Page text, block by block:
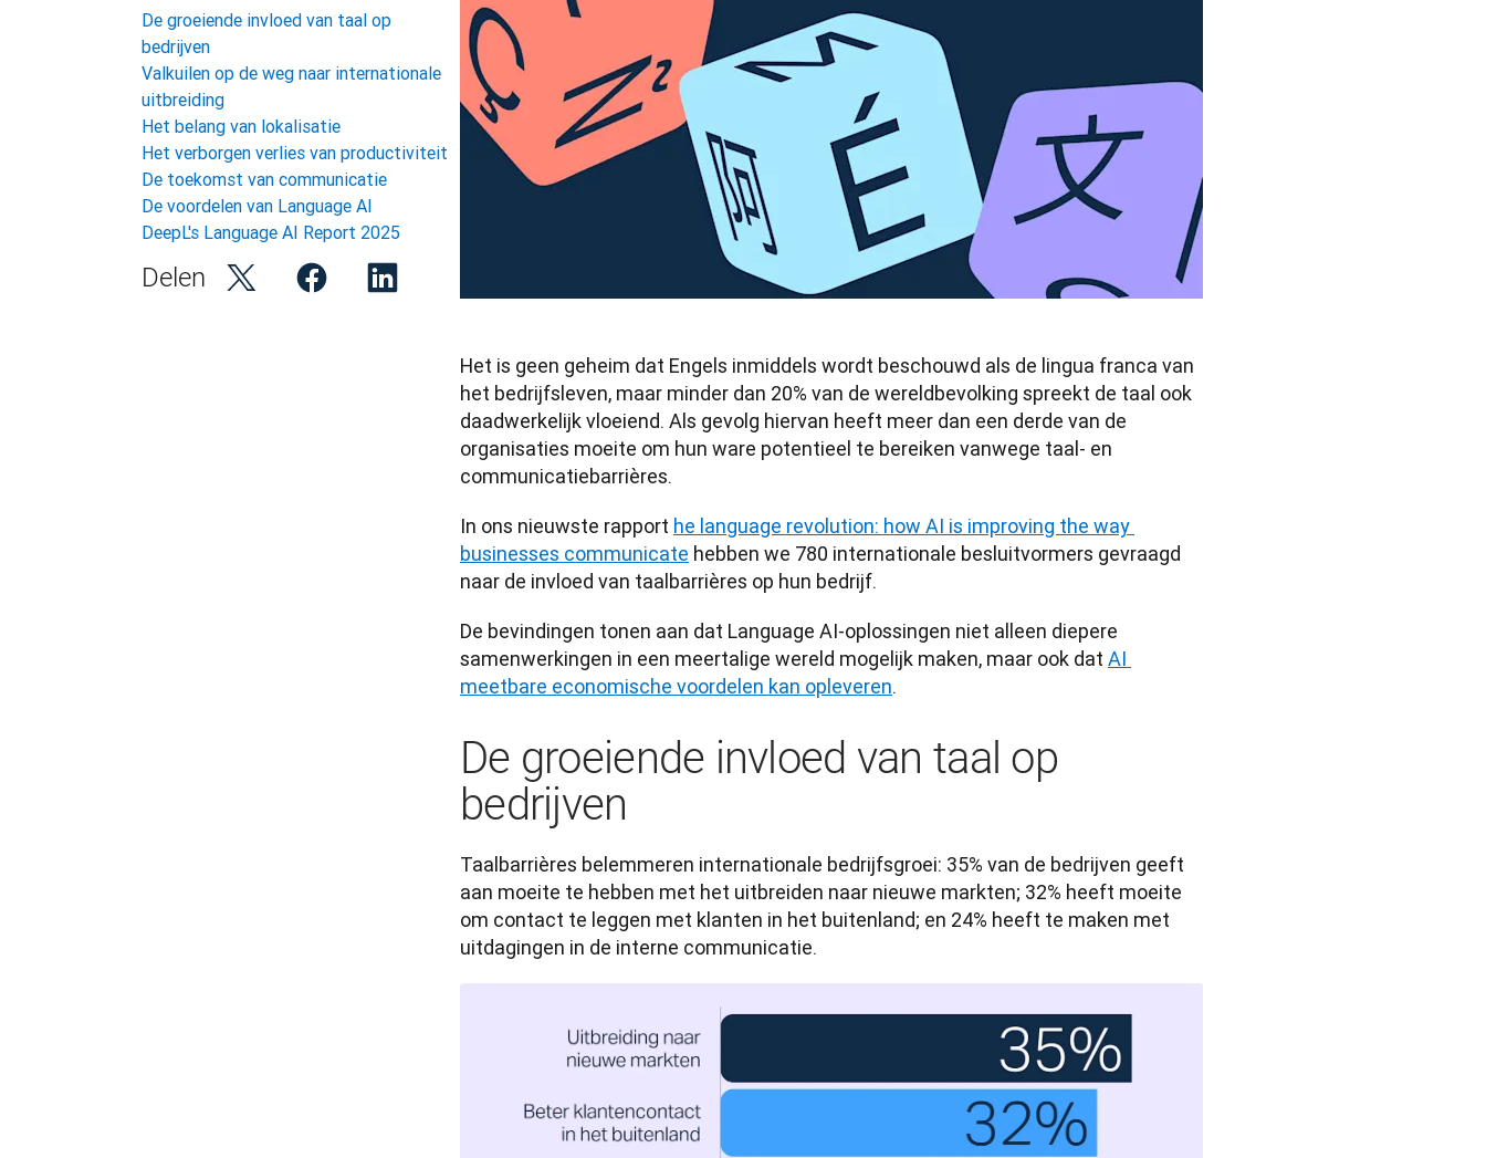
Het is geen geheim dat Engels inmiddels wordt beschouwd als de lingua franca van
het bedrijfsleven, maar minder dan 20% van de wereldbevolking spreekt de taal ook
daadwerkelijk vloeiend. Als gevolg hiervan heeft meer dan een derde van de
organisaties moeite om hun ware potentieel te bereiken vanwege taal- en
communicatiebarrières.
In ons nieuwste rapport he language revolution: how AI is improving the way
businesses communicate hebben we 780 internationale besluitvormers gevraagd
naar de invloed van taalbarrières op hun bedrijf.
De bevindingen tonen aan dat Language AI-oplossingen niet alleen diepere
samenwerkingen in een meertalige wereld mogelijk maken, maar ook dat AI
meetbare economische voordelen kan opleveren.
De groeiende invloed van taal op
bedrijven
Taalbarrières belemmeren internationale bedrijfsgroei: 35% van de bedrijven geeft
aan moeite te hebben met het uitbreiden naar nieuwe markten; 32% heeft moeite
om contact te leggen met klanten in het buitenland; en 24% heeft te maken met
uitdagingen in de interne communicatie.
De groeiende invloed van taal op
bedrijven
Valkuilen op de weg naar internationale
uitbreiding
Het belang van lokalisatie
Het verborgen verlies van productiviteit
De toekomst van communicatie
De voordelen van Language AI
DeepL's Language AI Report 2025
Delen